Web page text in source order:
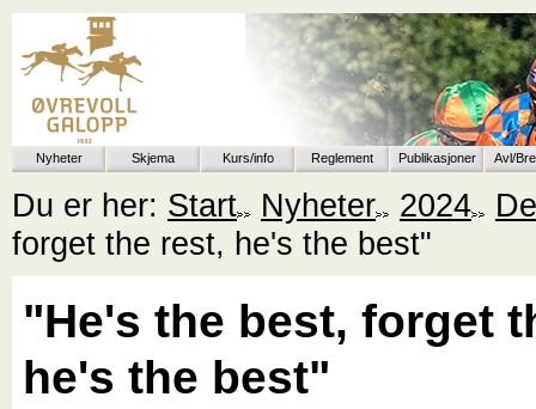
Nyheter Skjema Kurs/info Reglement Publikasjoner Avl/
Du er her: Start Nyheter 2024
forget the rest, he's the best"
"He's the best, forget
he's the best"